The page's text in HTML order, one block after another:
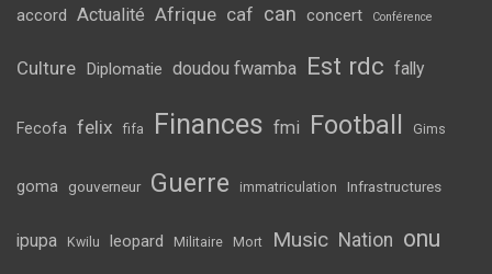
accord Actualité Afrique caf can concert Conférence
Culture Diplomatie doudou fwamba Est rdc fally
Fecofa felix fifa Finances fmi Football Gims
goma gouverneur Guerre immatriculation Infrastructures
ipupa Kwilu leopard Militaire Mort Music Nation onu